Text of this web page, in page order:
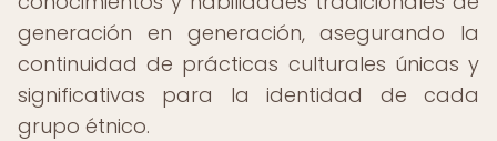
generación en generación, asegurando la
continuidad de prácticas culturales únicas y
significativas para la identidad de cada
grupo étnico.